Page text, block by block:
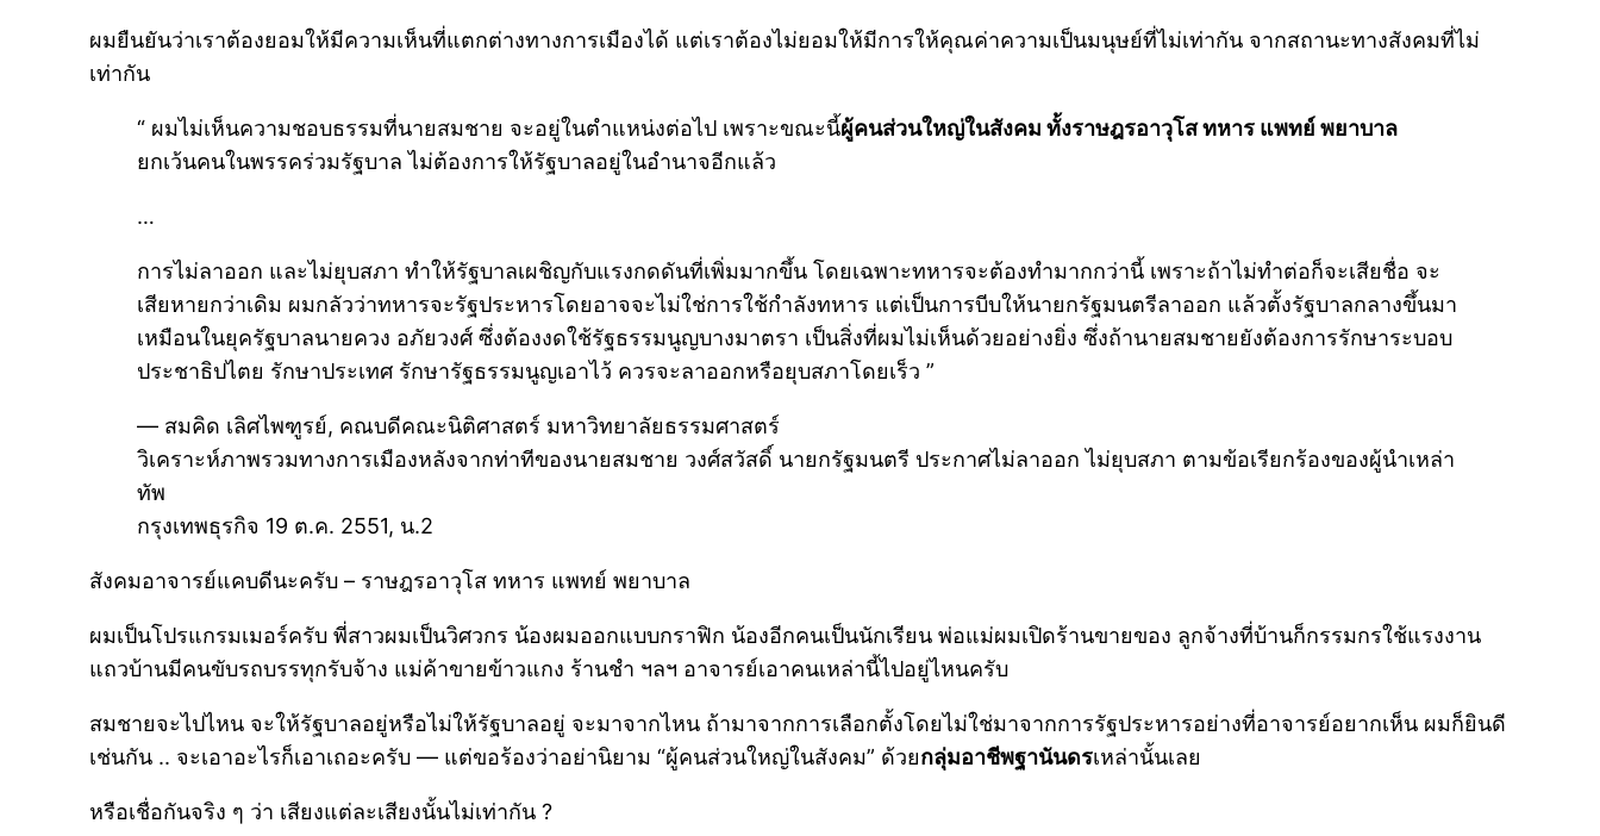
ผมยืนยันว่าเราต้องยอมให้มีความเห็นที่แตกต่างทางการเมืองได้ แต่เราต้องไม่ยอมให้มีการให้คุณค่าความเป็นมนุษย์ที่ไม่เท่ากัน จากสถานะทางสังคมที่ไม่
เท่ากัน
“ ผมไม่เห็นความชอบธรรมที่นายสมชาย จะอยู่ในตำแหน่งต่อไป เพราะขณะนี้ผู้คนส่วนใหญ่ในสังคม ทั้งราษฎรอาวุโส ทหาร แพทย์ พยาบาล
ยกเว้นคนในพรรคร่วมรัฐบาล ไม่ต้องการให้รัฐบาลอยู่ในอำนาจอีกแล้ว
…
การไม่ลาออก และไม่ยุบสภา ทำให้รัฐบาลเผชิญกับแรงกดดันที่เพิ่มมากขึ้น โดยเฉพาะทหารจะต้องทำมากกว่านี้ เพราะถ้าไม่ทำต่อก็จะเสียชื่อ จะ
เสียหายกว่าเดิม ผมกลัวว่าทหารจะรัฐประหารโดยอาจจะไม่ใช่การใช้กำลังทหาร แต่เป็นการบีบให้นายกรัฐมนตรีลาออก แล้วตั้งรัฐบาลกลางขึ้นมา
เหมือนในยุครัฐบาลนายควง อภัยวงศ์ ซึ่งต้องงดใช้รัฐธรรมนูญบางมาตรา เป็นสิ่งที่ผมไม่เห็นด้วยอย่างยิ่ง ซึ่งถ้านายสมชายยังต้องการรักษาระบอบ
ประชาธิปไตย รักษาประเทศ รักษารัฐธรรมนูญเอาไว้ ควรจะลาออกหรือยุบสภาโดยเร็ว ”
— สมคิด เลิศไพฑูรย์, คณบดีคณะนิติศาสตร์ มหาวิทยาลัยธรรมศาสตร์
วิเคราะห์ภาพรวมทางการเมืองหลังจากท่าทีของนายสมชาย วงศ์สวัสดิ์ นายกรัฐมนตรี ประกาศไม่ลาออก ไม่ยุบสภา ตามข้อเรียกร้องของผู้นำเหล่า
ทัพ
กรุงเทพธุรกิจ 19 ต.ค. 2551, น.2
สังคมอาจารย์แคบดีนะครับ – ราษฎรอาวุโส ทหาร แพทย์ พยาบาล
ผมเป็นโปรแกรมเมอร์ครับ พี่สาวผมเป็นวิศวกร น้องผมออกแบบกราฟิก น้องอีกคนเป็นนักเรียน พ่อแม่ผมเปิดร้านขายของ ลูกจ้างที่บ้านก็กรรมกรใช้แรงงาน
แถวบ้านมีคนขับรถบรรทุกรับจ้าง แม่ค้าขายข้าวแกง ร้านชำ ฯลฯ อาจารย์เอาคนเหล่านี้ไปอยู่ไหนครับ
สมชายจะไปไหน จะให้รัฐบาลอยู่หรือไม่ให้รัฐบาลอยู่ จะมาจากไหน ถ้ามาจากการเลือกตั้งโดยไม่ใช่มาจากการรัฐประหารอย่างที่อาจารย์อยากเห็น ผมก็ยินดี
เช่นกัน .. จะเอาอะไรก็เอาเถอะครับ — แต่ขอร้องว่าอย่านิยาม “ผู้คนส่วนใหญ่ในสังคม” ด้วยกลุ่มอาชีพฐานันดรเหล่านั้นเลย
หรือเชื่อกันจริง ๆ ว่า เสียงแต่ละเสียงนั้นไม่เท่ากัน ?